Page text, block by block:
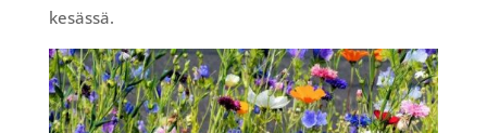
kesässä.